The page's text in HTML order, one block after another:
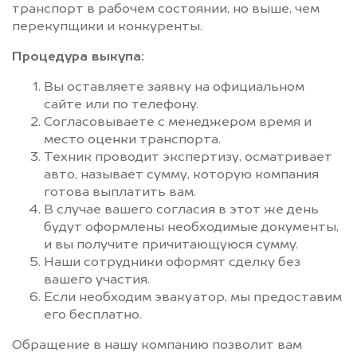
транспорт в рабочем состоянии, но выше, чем
перекупщики и конкуренты.
Процедура выкупа:
Вы оставляете заявку на официальном
сайте или по телефону.
Согласовываете с менеджером время и
место оценки транспорта.
Техник проводит экспертизу, осматривает
авто, называет сумму, которую компания
готова выплатить вам.
В случае вашего согласия в этот же день
будут оформлены необходимые документы,
и вы получите причитающуюся сумму.
Наши сотрудники оформят сделку без
вашего участия.
Если необходим эвакуатор, мы предоставим
его бесплатно.
Обращение в нашу компанию позволит вам